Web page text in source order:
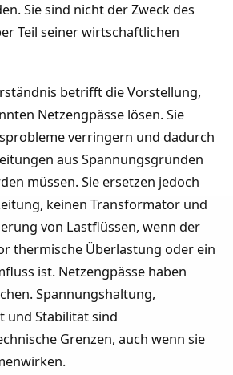
Sie sind nicht der Zweck des
Teil seiner wirtschaftlichen
betrifft die Vorstellung,
Netzengpässe lösen. Sie
verringern und dadurch
aus Spannungsgründen
müssen. Sie ersetzen jedoch
keinen Transformator und
von Lastflüssen, wenn der
thermische Überlastung oder ein
ist. Netzengpässe haben
Spannungshaltung,
und Stabilität sind
Grenzen, auch wenn sie